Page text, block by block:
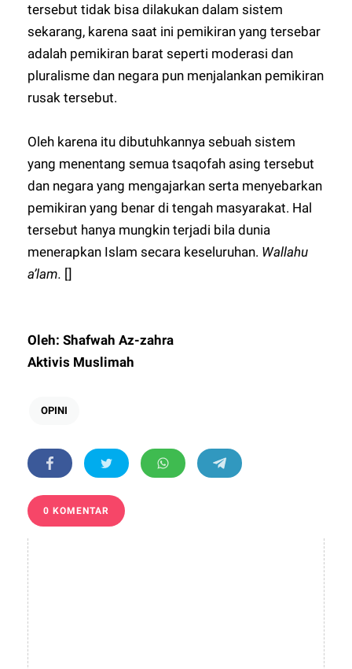
tersebut tidak bisa dilakukan dalam sistem
sekarang, karena saat ini pemikiran yang tersebar
adalah pemikiran barat seperti moderasi dan
pluralisme dan negara pun menjalankan pemikiran
rusak tersebut.
Oleh karena itu dibutuhkannya sebuah sistem
yang menentang semua tsaqofah asing tersebut
dan negara yang mengajarkan serta menyebarkan
pemikiran yang benar di tengah masyarakat. Hal
tersebut hanya mungkin terjadi bila dunia
menerapkan Islam secara keseluruhan. Wallahu
a’lam. []
Oleh: Shafwah Az-zahra
Aktivis Muslimah
OPINI
0 KOMENTAR